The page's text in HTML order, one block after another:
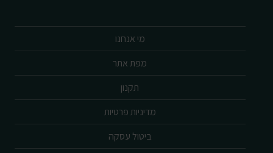
מי אנחנו
מפת אתר
תקנון
מדיניות פרטיות
ביטול עסקה